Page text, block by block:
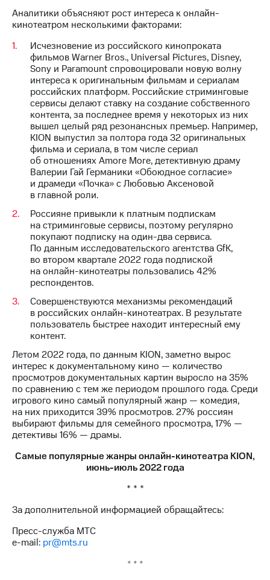
Программа
приобретения
выкупа
акций
Дивиденды
Рынок
облигаций
Описание
Еврооблигации-2023
Уведомление
о
погашении
именных
облигаций
Другое
Регистратор
Реквизиты
Контакты
развитие
деловая этика
На главную
Аналитики объясняют рост интереса к онлайн-
кинотеатром несколькими факторами:
Исчезновение из российского кинопроката
фильмов Warner Bros., Universal Pictures, Disney,
Sony и Paramount спровоцировали новую волну
интереса к оригинальным фильмам и сериалам
российских платформ. Российские стриминговые
сервисы делают ставку на создание собственного
контента, за последнее время у некоторых из них
вышел целый ряд резонансных премьер. Например,
KION выпустил за полтора года 32 оригинальных
фильма и сериала, в том числе сериал
об отношениях Amore More, детективную драму
Валерии Гай Германики «Обоюдное согласие»
и драмеди «Почка» с Любовью Аксеновой
в главной роли.
Россияне привыкли к платным подпискам
на стриминговые сервисы, поэтому регулярно
покупают подписку на один-два сервиса.
По данным исследовательского агентства GfK,
во втором квартале 2022 года подпиской
на онлайн-кинотеатры пользовались 42%
респондентов.
Совершенствуются механизмы рекомендаций
в российских онлайн-кинотеатрах. В результате
пользователь быстрее находит интересный ему
контент.
Летом 2022 года, по данным KION, заметно вырос
интерес к документальному кино — количество
просмотров документальных картин выросло на 35%
по сравнению с тем же периодом прошлого года. Среди
игрового кино самый популярный жанр — комедия,
на них приходится 39% просмотров. 27% россиян
выбирают фильмы для семейного просмотра, 17% —
детективы 16% — драмы.
Самые популярные жанры онлайн-кинотеатра KION,
июнь-июль 2022 года
* * *
За дополнительной информацией обращайтесь:
Пресс-служба МТС
e-mail: pr@mts.ru
* * *